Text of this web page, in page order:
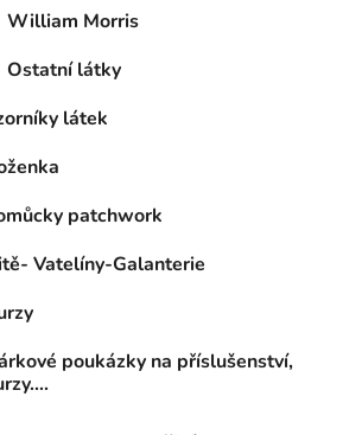
William Morris
Ostatní látky
látek
patchwork
Vatelíny-Galanterie
poukázky na příslušenství,